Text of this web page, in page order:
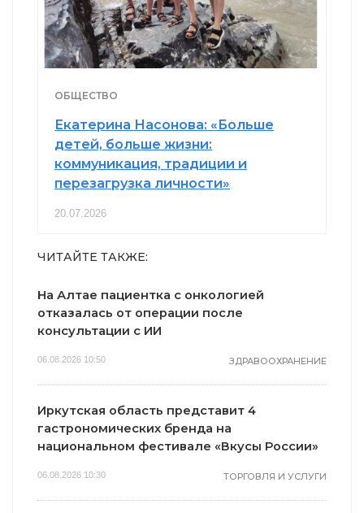
ОБЩЕСТВО
Екатерина Насонова: «Больше
детей, больше жизни:
коммуникация, традиции и
перезагрузка личности»
20.07.2026
ЧИТАЙТЕ ТАКЖЕ:
На Алтае пациентка с онкологией
отказалась от операции после
консультации с ИИ
06.08.2026 10:50 ЗДРАВООХРАНЕНИЕ
Иркутская область представит 4
гастрономических бренда на
национальном фестивале «Вкусы России»
06.08.2026 10:30 ТОРГОВЛЯ И УСЛУГИ